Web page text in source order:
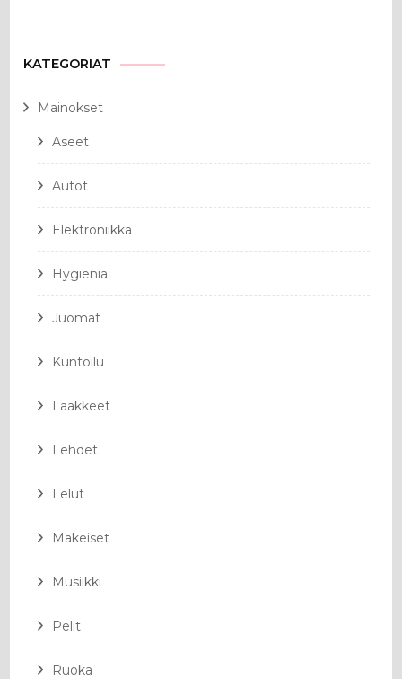
KATEGORIAT
Mainokset
Aseet
Autot
Elektroniikka
Hygienia
Juomat
Kuntoilu
Lääkkeet
Lehdet
Lelut
Makeiset
Musiikki
Pelit
Ruoka